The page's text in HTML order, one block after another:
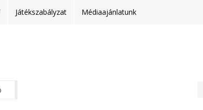
Játékszabályzat Médiaajánlatunk